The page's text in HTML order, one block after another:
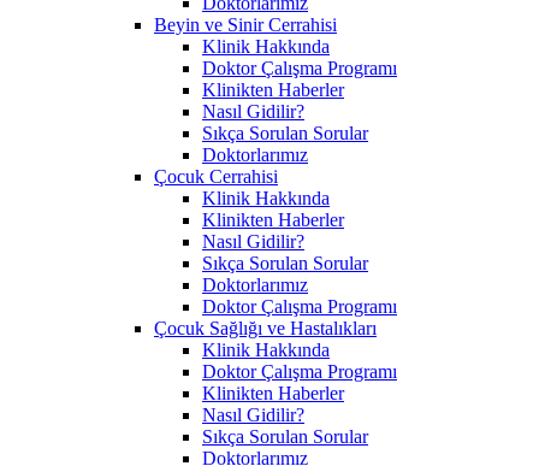
Beyin ve Sinir Cerrahisi
Klinik Hakkında
Doktor Çalışma Programı
Klinikten Haberler
Nasıl Gidilir?
Sıkça Sorulan Sorular
Doktorlarımız
Çocuk Cerrahisi
Klinik Hakkında
Klinikten Haberler
Nasıl Gidilir?
Sıkça Sorulan Sorular
Doktorlarımız
Doktor Çalışma Programı
Çocuk Sağlığı ve Hastalıkları
Klinik Hakkında
Doktor Çalışma Programı
Klinikten Haberler
Nasıl Gidilir?
Sıkça Sorulan Sorular
Doktorlarımız